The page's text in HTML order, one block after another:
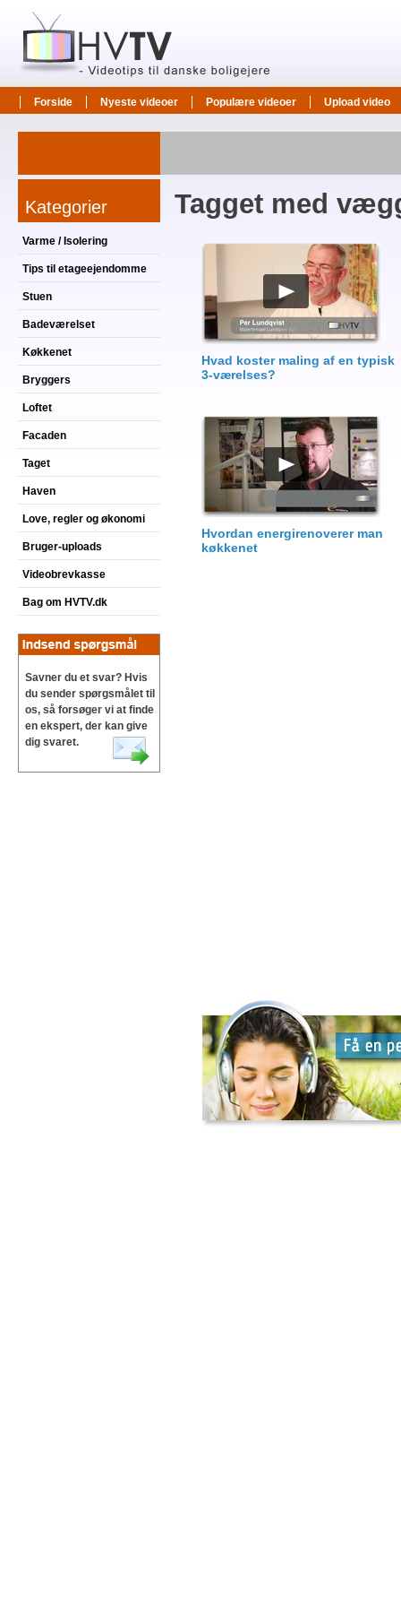
Forside Nyeste videoer Populære videoer Upload video
Kategorier
Varme / Isolering
Tips til etageejendomme
Stuen
Badeværelset
Køkkenet
Bryggers
Loftet
Facaden
Taget
Haven
Love, regler og økonomi
Bruger-uploads
Videobrevkasse
Bag om HVTV.dk
Savner du et svar? Hvis
du sender spørgsmålet til
os, så forsøger vi at finde
en ekspert, der kan give
dig svaret.
Tagget med
Hvad koster maling af en typisk
3-værelses?
Hvordan energirenoverer man
køkkenet